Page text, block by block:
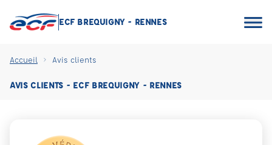
ECF BREQUIGNY - RENNES
Accueil Avis clients
AVIS CLIENTS - ECF BREQUIGNY - RENNES